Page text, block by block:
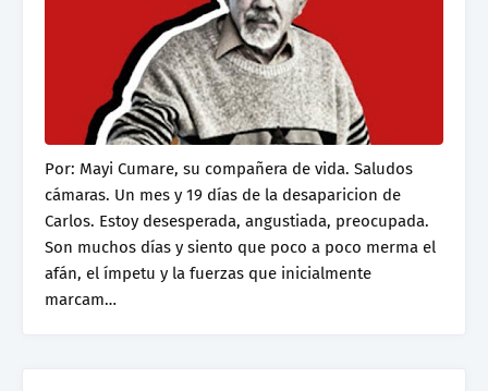
Por: Mayi Cumare, su compañera de vida. Saludos
cámaras. Un mes y 19 días de la desaparicion de
Carlos. Estoy desesperada, angustiada, preocupada.
Son muchos días y siento que poco a poco merma el
afán, el ímpetu y la fuerzas que inicialmente
marcam…